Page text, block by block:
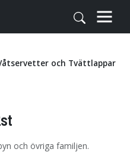
och Tvättlappar
och övriga familjen.